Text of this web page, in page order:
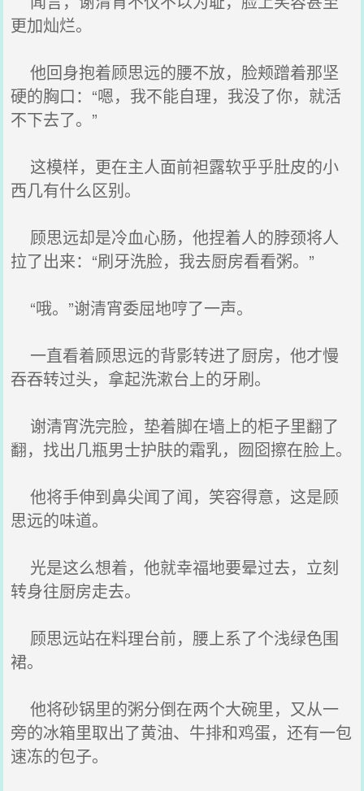
更加灿烂。
他回身抱着顾思远的腰不放，脸颊蹭着那坚
硬的胸口：“嗯，我不能自理，我没了你，就活
不下去了。”
这模样，更在主人面前袒露软乎乎肚皮的小
西几有什么区别。
顾思远却是冷血心肠，他捏着人的脖颈将人
拉了出来：“刷牙洗脸，我去厨房看看粥。”
“哦。”谢清宵委屈地哼了一声。
一直看着顾思远的背影转进了厨房，他才慢
吞吞转过头，拿起洗漱台上的牙刷。
谢清宵洗完脸，垫着脚在墙上的柜子里翻了
翻，找出几瓶男士护肤的霜乳，囫囵擦在脸上。
他将手伸到鼻尖闻了闻，笑容得意，这是顾
思远的味道。
光是这么想着，他就幸福地要晕过去，立刻
转身往厨房走去。
顾思远站在料理台前，腰上系了个浅绿色围
裙。
他将砂锅里的粥分倒在两个大碗里，又从一
旁的冰箱里取出了黄油、牛排和鸡蛋，还有一包
速冻的包子。